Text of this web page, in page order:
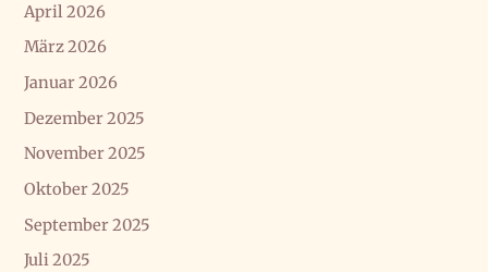
April 2026
März 2026
Januar 2026
Dezember 2025
November 2025
Oktober 2025
September 2025
Juli 2025